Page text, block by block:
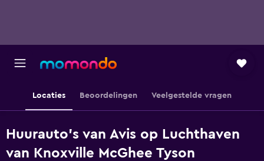
Locaties Beoordelingen Veelgestelde vragen
Huurauto's van Avis op Luchthaven
van Knoxville McGhee Tyson